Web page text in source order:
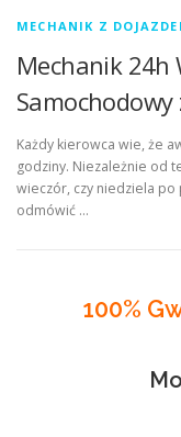
MECHANIK Z
Mechanik 24h
Samochodowy
Każdy kierowca wie, że
godziny. Niezależnie od
wieczór, czy niedziela po
odmówić …
100%